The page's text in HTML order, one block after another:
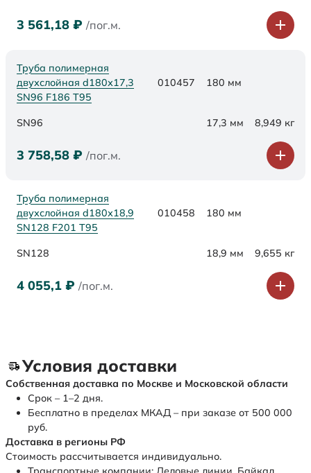
3 561,18 ₽ /пог.м.
Труба полимерная
двухслойная d180х17,3
SN96 F186 Т95
010457 180 мм
SN96 17,3 мм 8,949 кг
3 758,58 ₽ /пог.м.
Труба полимерная
двухслойная d180х18,9
SN128 F201 Т95
010458 180 мм
SN128 18,9 мм 9,655 кг
4 055,1 ₽ /пог.м.
Условия доставки
Собственная доставка по Москве и Московской области
Срок – 1–2 дня.
Бесплатно в пределах МКАД – при заказе от 500 000
руб.
Доставка в регионы РФ
Стоимость рассчитывается индивидуально.